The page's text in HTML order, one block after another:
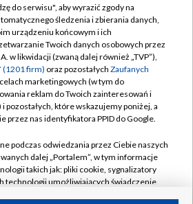
TVP
Cyfrowa
Regulamin TVP
prywatności
Moje zgody
Pomoc
Kontakt
do serwisu", aby wyrazić zgody na
śledzenia i zbierania danych,
urządzeniu końcowym i ich
Twoich danych osobowych przez
w likwidacji (zwaną dalej również „TVP”),
(1201 firm) oraz pozostałych Zaufanych
marketingowych (w tym do
reklam do Twoich zainteresowań i
pozostałych, które wskazujemy poniżej, a
przez nas identyfikatora PPID do Google.
podczas odwiedzania przez Ciebie naszych
dalej „Portalem”, w tym informacje
takich jak: pliki cookie, sygnalizatory
technologii umożliwiających świadczenie